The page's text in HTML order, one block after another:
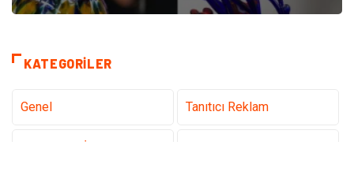
KATEGORILER
Genel Tanıtıcı Reklam